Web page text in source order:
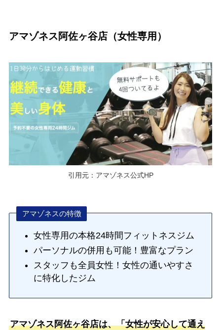
アマゾネス阿佐ヶ谷店（女性専用）
引用元：アマゾネス公式HP
アマゾネスの特徴
女性専用の本格24時間フィットネスジム
パーソナルの併用も可能！豊富なプラン
スタッフも全員女性！女性の通いやすさ
に特化したジム
アマゾネス阿佐ヶ谷店は、「女性が安心して通え